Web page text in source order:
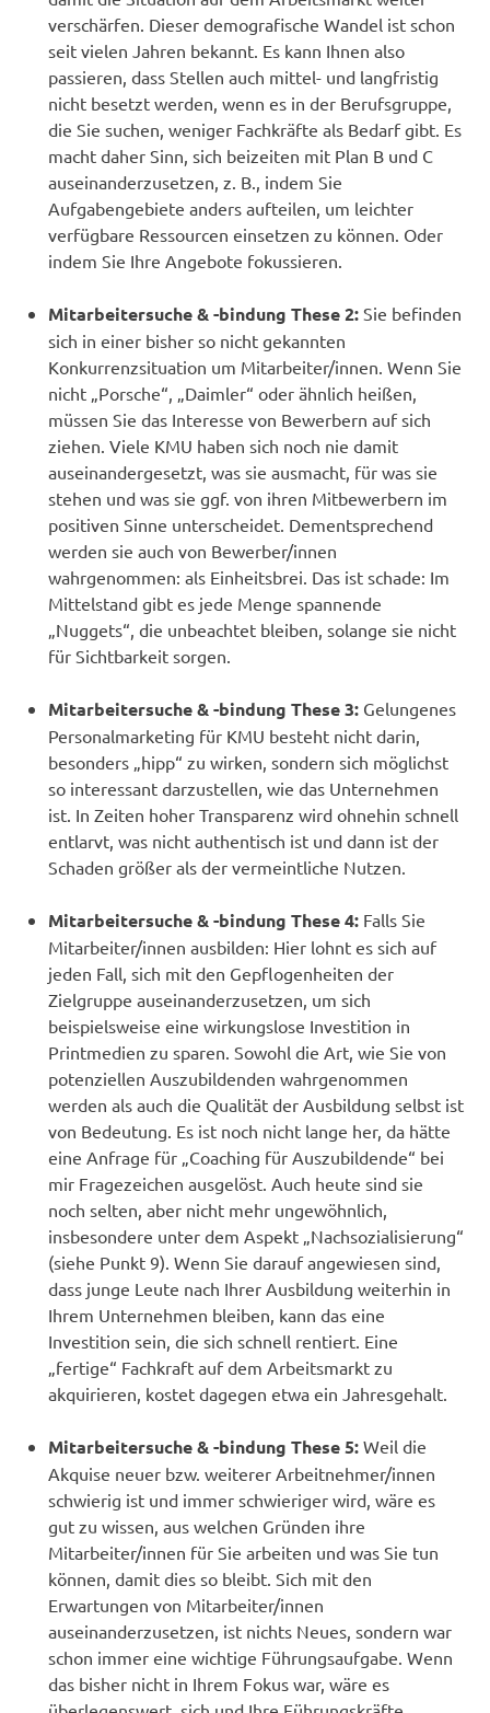
verschärfen. Dieser demografische Wandel ist schon
seit vielen Jahren bekannt. Es kann Ihnen also
passieren, dass Stellen auch mittel- und langfristig
nicht besetzt werden, wenn es in der Berufsgruppe,
die Sie suchen, weniger Fachkräfte als Bedarf gibt. Es
macht daher Sinn, sich beizeiten mit Plan B und C
auseinanderzusetzen, z. B., indem Sie
Aufgabengebiete anders aufteilen, um leichter
verfügbare Ressourcen einsetzen zu können. Oder
indem Sie Ihre Angebote fokussieren.
Mitarbeitersuche & -bindung These 2: Sie befinden
sich in einer bisher so nicht gekannten
Konkurrenzsituation um Mitarbeiter/innen. Wenn Sie
nicht „Porsche“, „Daimler“ oder ähnlich heißen,
müssen Sie das Interesse von Bewerbern auf sich
ziehen. Viele KMU haben sich noch nie damit
auseinandergesetzt, was sie ausmacht, für was sie
stehen und was sie ggf. von ihren Mitbewerbern im
positiven Sinne unterscheidet. Dementsprechend
werden sie auch von Bewerber/innen
wahrgenommen: als Einheitsbrei. Das ist schade: Im
Mittelstand gibt es jede Menge spannende
„Nuggets“, die unbeachtet bleiben, solange sie nicht
für Sichtbarkeit sorgen.
Mitarbeitersuche & -bindung These 3: Gelungenes
Personalmarketing für KMU besteht nicht darin,
besonders „hipp“ zu wirken, sondern sich möglichst
so interessant darzustellen, wie das Unternehmen
ist. In Zeiten hoher Transparenz wird ohnehin schnell
entlarvt, was nicht authentisch ist und dann ist der
Schaden größer als der vermeintliche Nutzen.
Mitarbeitersuche & -bindung These 4: Falls Sie
Mitarbeiter/innen ausbilden: Hier lohnt es sich auf
jeden Fall, sich mit den Gepflogenheiten der
Zielgruppe auseinanderzusetzen, um sich
beispielsweise eine wirkungslose Investition in
Printmedien zu sparen. Sowohl die Art, wie Sie von
potenziellen Auszubildenden wahrgenommen
werden als auch die Qualität der Ausbildung selbst ist
von Bedeutung. Es ist noch nicht lange her, da hätte
eine Anfrage für „Coaching für Auszubildende“ bei
mir Fragezeichen ausgelöst. Auch heute sind sie
noch selten, aber nicht mehr ungewöhnlich,
insbesondere unter dem Aspekt „Nachsozialisierung“
(siehe Punkt 9). Wenn Sie darauf angewiesen sind,
dass junge Leute nach Ihrer Ausbildung weiterhin in
Ihrem Unternehmen bleiben, kann das eine
Investition sein, die sich schnell rentiert. Eine
„fertige“ Fachkraft auf dem Arbeitsmarkt zu
akquirieren, kostet dagegen etwa ein Jahresgehalt.
Mitarbeitersuche & -bindung These 5: Weil die
Akquise neuer bzw. weiterer Arbeitnehmer/innen
schwierig ist und immer schwieriger wird, wäre es
gut zu wissen, aus welchen Gründen ihre
Mitarbeiter/innen für Sie arbeiten und was Sie tun
können, damit dies so bleibt. Sich mit den
Erwartungen von Mitarbeiter/innen
auseinanderzusetzen, ist nichts Neues, sondern war
schon immer eine wichtige Führungsaufgabe. Wenn
das bisher nicht in Ihrem Fokus war, wäre es